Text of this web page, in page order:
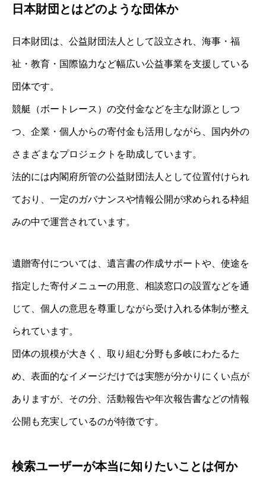
日本財団とはどのような団体か
日本財団は、公益財団法人として設立され、海事・福
祉・教育・国際協力など幅広い公益事業を支援している
団体です。
競艇（ボートレース）の交付金などを主な財源としつ
つ、企業・個人からの寄付金も活用しながら、国内外の
さまざまなプロジェクトを助成しています。
法的には内閣府所管の公益財団法人として位置付けられ
ており、一定のガバナンスや情報公開が求められる枠組
みの中で運営されています。
遺贈寄付については、遺言書の作成サポートや、使途を
指定した寄付メニューの用意、相談窓口の設置などを通
じて、個人の意思を尊重しながら受け入れる体制が整え
られています。
団体の規模が大きく、取り組む分野も多岐にわたるた
め、表面的なイメージだけでは実態が分かりにくい点が
ありますが、その分、活動報告や年次報告書などの情報
公開も充実しているのが特徴です。
検索ユーザーが本当に知りたいことは何か